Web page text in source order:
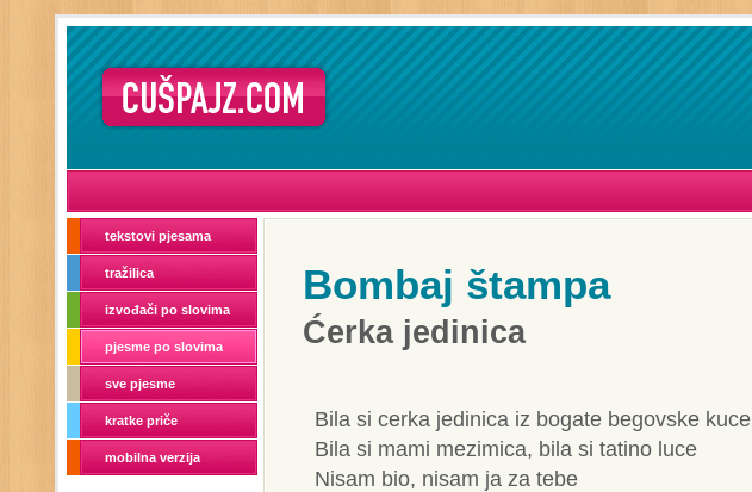
tekstovi pjesama
tražilica
izvođači po slovima
pjesme po slovima
sve pjesme
kratke priče
mobilna verzija
Bombaj štampa
Ćerka jedinica
Bila si cerka jedinica iz bogate begovske kuce
Bila si mami mezimica, bila si tatino luce
Nisam bio, nisam ja za tebe